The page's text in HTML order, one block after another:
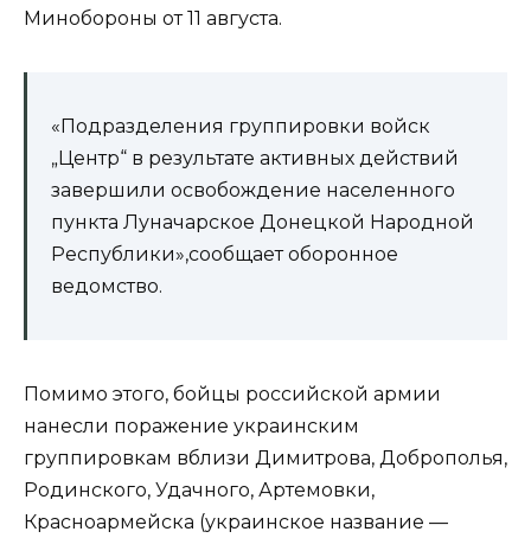
Минобороны от 11 августа.
«Подразделения группировки войск
„Центр“ в результате активных действий
завершили освобождение населенного
пункта Луначарское Донецкой Народной
Республики»,сообщает оборонное
ведомство.
Помимо этого, бойцы российской армии
нанесли поражение украинским
группировкам вблизи Димитрова, Доброполья,
Родинского, Удачного, Артемовки,
Красноармейска (украинское название —